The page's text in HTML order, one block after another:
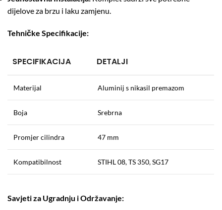
dijelove za brzu i laku zamjenu.
Tehničke Specifikacije:
SPECIFIKACIJA DETALJI
Materijal Aluminij s nikasil premazom
Boja Srebrna
Promjer cilindra 47 mm
Kompatibilnost STIHL 08, TS 350, SG17
Savjeti za Ugradnju i Održavanje: